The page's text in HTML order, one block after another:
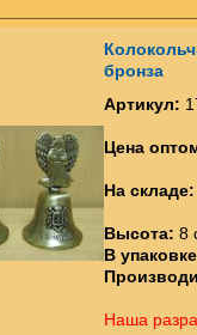
бронза
Артикул:
Цена
На складе:
Высота: 8
В
Наша